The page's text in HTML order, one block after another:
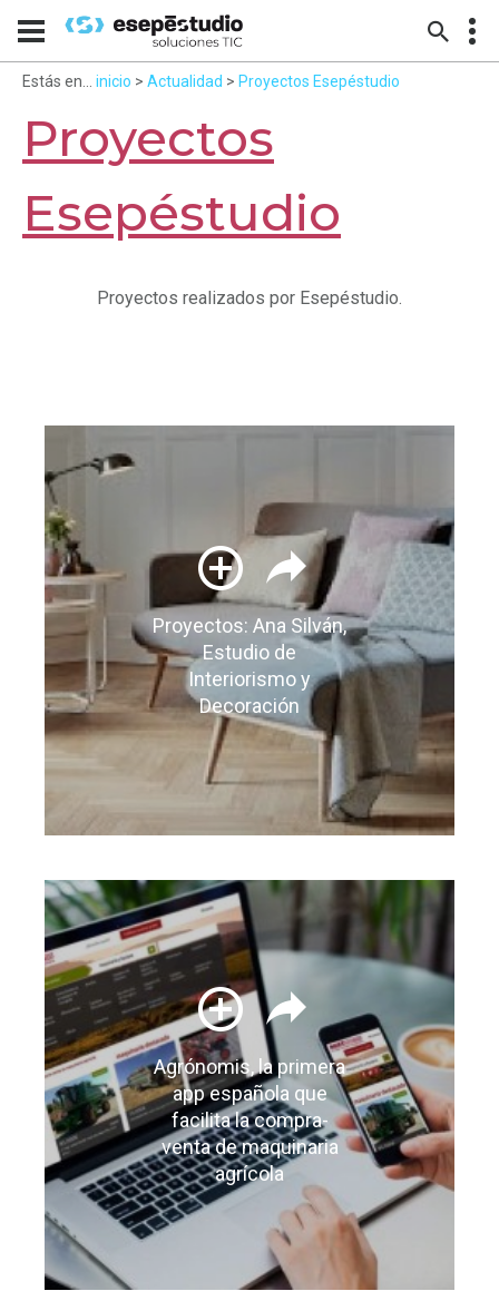
Estás en... inicio > Actualidad > Proyectos Esepéstudio
Proyectos
Esepéstudio
Proyectos realizados por Esepéstudio.
Proyectos: Ana Silván,
Estudio de
Interiorismo y
Decoración
Agrónomis, la primera
app española que
facilita la compra-
venta de maquinaria
agrícola